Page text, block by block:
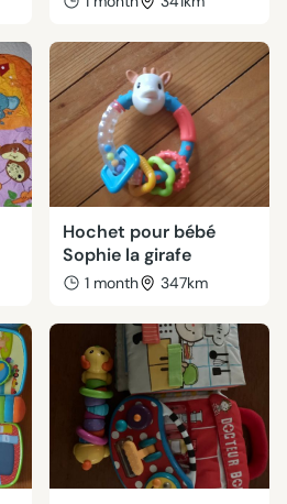
Hochet pour bébé
Sophie la girafe
1 month 347km